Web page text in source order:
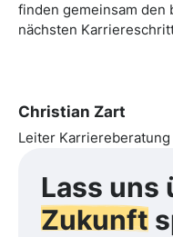
finden gemeinsam den
nächsten
Christian Zart
Leiter Karriereberatung
Lass uns
Zukunft